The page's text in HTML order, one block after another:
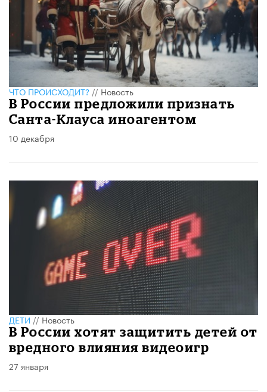
ЧТО ПРОИСХОДИТ?//Новость
В России предложили признать
Санта-Клауса иноагентом
10 декабря
ДЕТИ//Новость
В России хотят защитить детей от
вредного влияния видеоигр
27 января